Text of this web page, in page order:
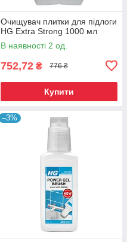
Очищувач плитки для підлоги
HG Extra Strong 1000 мл
В наявності 2 од.
752,72 ₴ 776 ₴
Купити
–3%